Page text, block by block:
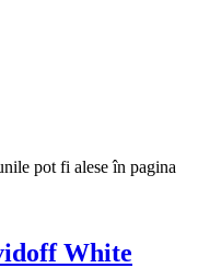
pot fi alese în pagina
White